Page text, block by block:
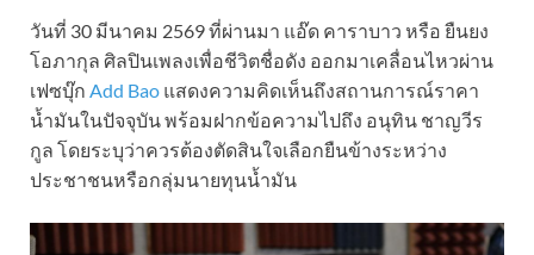
วันที่ 30 มีนาคม 2569 ที่ผ่านมา แอ๊ด คาราบาว หรือ ยืนยง
โอภากุล ศิลปินเพลงเพื่อชีวิตชื่อดัง ออกมาเคลื่อนไหวผ่าน
เฟซบุ๊ก Add Bao แสดงความคิดเห็นถึงสถานการณ์ราคา
น้ำมันในปัจจุบัน พร้อมฝากข้อความไปถึง อนุทิน ชาญวีร
กูล โดยระบุว่าควรต้องตัดสินใจเลือกยืนข้างระหว่าง
ประชาชนหรือกลุ่มนายทุนน้ำมัน